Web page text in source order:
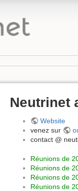
Neutrinet
Website
venez sur
contact @
Réunions de
Réunions de
Réunions de
Réunions de